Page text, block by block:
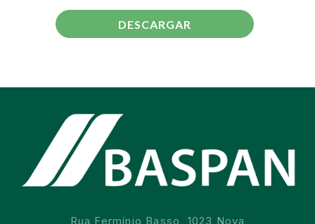
DESCARGAR
Rua Fermínio Basso, 1023 Nova